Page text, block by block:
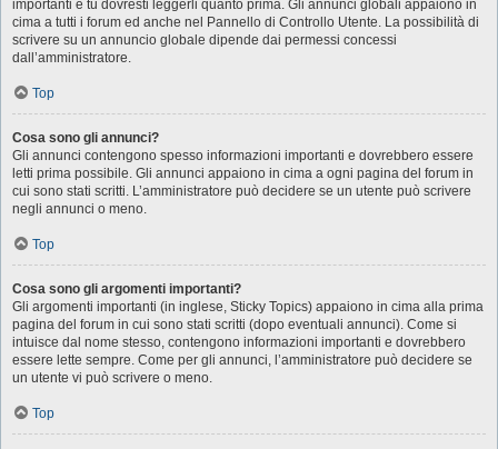
importanti e tu dovresti leggerli quanto prima. Gli annunci globali appaiono in
cima a tutti i forum ed anche nel Pannello di Controllo Utente. La possibilità di
scrivere su un annuncio globale dipende dai permessi concessi
dall’amministratore.
Top
Cosa sono gli annunci?
Gli annunci contengono spesso informazioni importanti e dovrebbero essere
letti prima possibile. Gli annunci appaiono in cima a ogni pagina del forum in
cui sono stati scritti. L’amministratore può decidere se un utente può scrivere
negli annunci o meno.
Top
Cosa sono gli argomenti importanti?
Gli argomenti importanti (in inglese, Sticky Topics) appaiono in cima alla prima
pagina del forum in cui sono stati scritti (dopo eventuali annunci). Come si
intuisce dal nome stesso, contengono informazioni importanti e dovrebbero
essere lette sempre. Come per gli annunci, l’amministratore può decidere se
un utente vi può scrivere o meno.
Top